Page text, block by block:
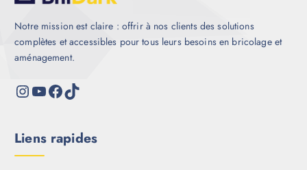
Notre mission est claire : offrir à nos clients des solutions
complètes et accessibles pour tous leurs besoins en bricolage et
aménagement.
Liens rapides